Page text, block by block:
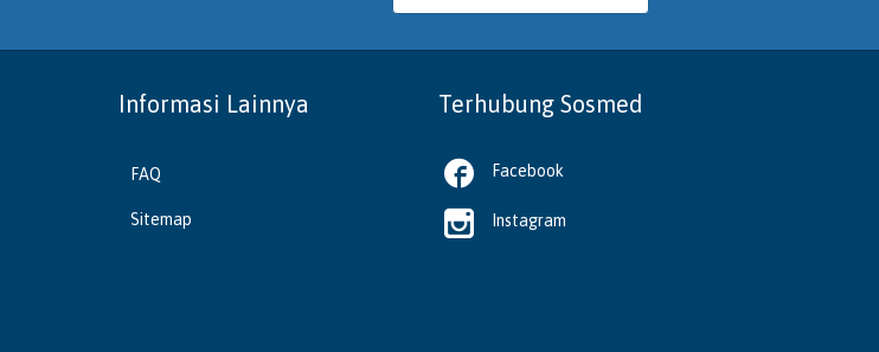
Informasi Lainnya
FAQ
Sitemap
Terhubung Sosmed
 Facebook
 Instagram